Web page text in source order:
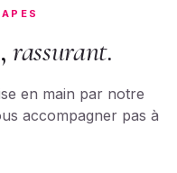
.deb
.rpm
distributions
rassurant.
en main par notre
accompagner pas à